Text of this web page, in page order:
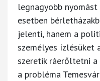
legnagyobb
esetben
jelenti, hanem a
személyes ízlésüket
szeretik ráerőltetni a
a probléma